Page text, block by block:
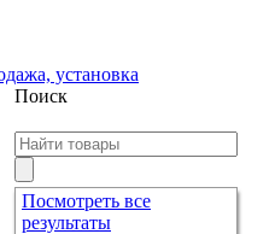
установка
Поиск
Посмотреть все
результаты